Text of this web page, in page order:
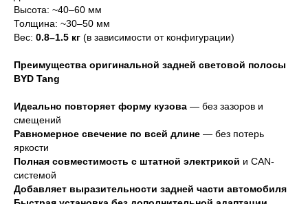
Высота: ~40–60 мм
Толщина: ~30–50 мм
Вес: 0.8–1.5 кг (в зависимости от конфигурации)
Преимущества оригинальной задней световой полосы
BYD Tang
Идеально повторяет форму кузова — без зазоров и
смещений
Равномерное свечение по всей длине — без потерь
яркости
Полная совместимость с штатной электрикой и CAN-
системой
Добавляет выразительности задней части автомобиля